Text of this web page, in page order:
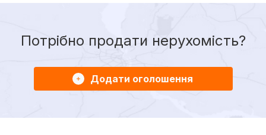
Потрібно продати нерухомість?
Додати оголошення